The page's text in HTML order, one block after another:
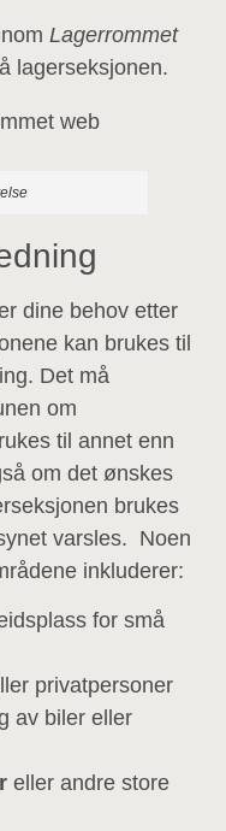
Lagerrommet
lagerseksjonen.
dine behov etter
kan brukes til
Det må
om
til annet enn
om det ønskes
brukes
varsles. Noen
inkluderer:
for små
privatpersoner
av biler eller
eller andre store